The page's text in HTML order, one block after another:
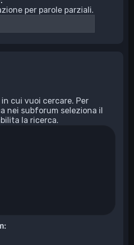
per parole parziali.
cui vuoi cercare. Per
nei subforum seleziona il
la ricerca.